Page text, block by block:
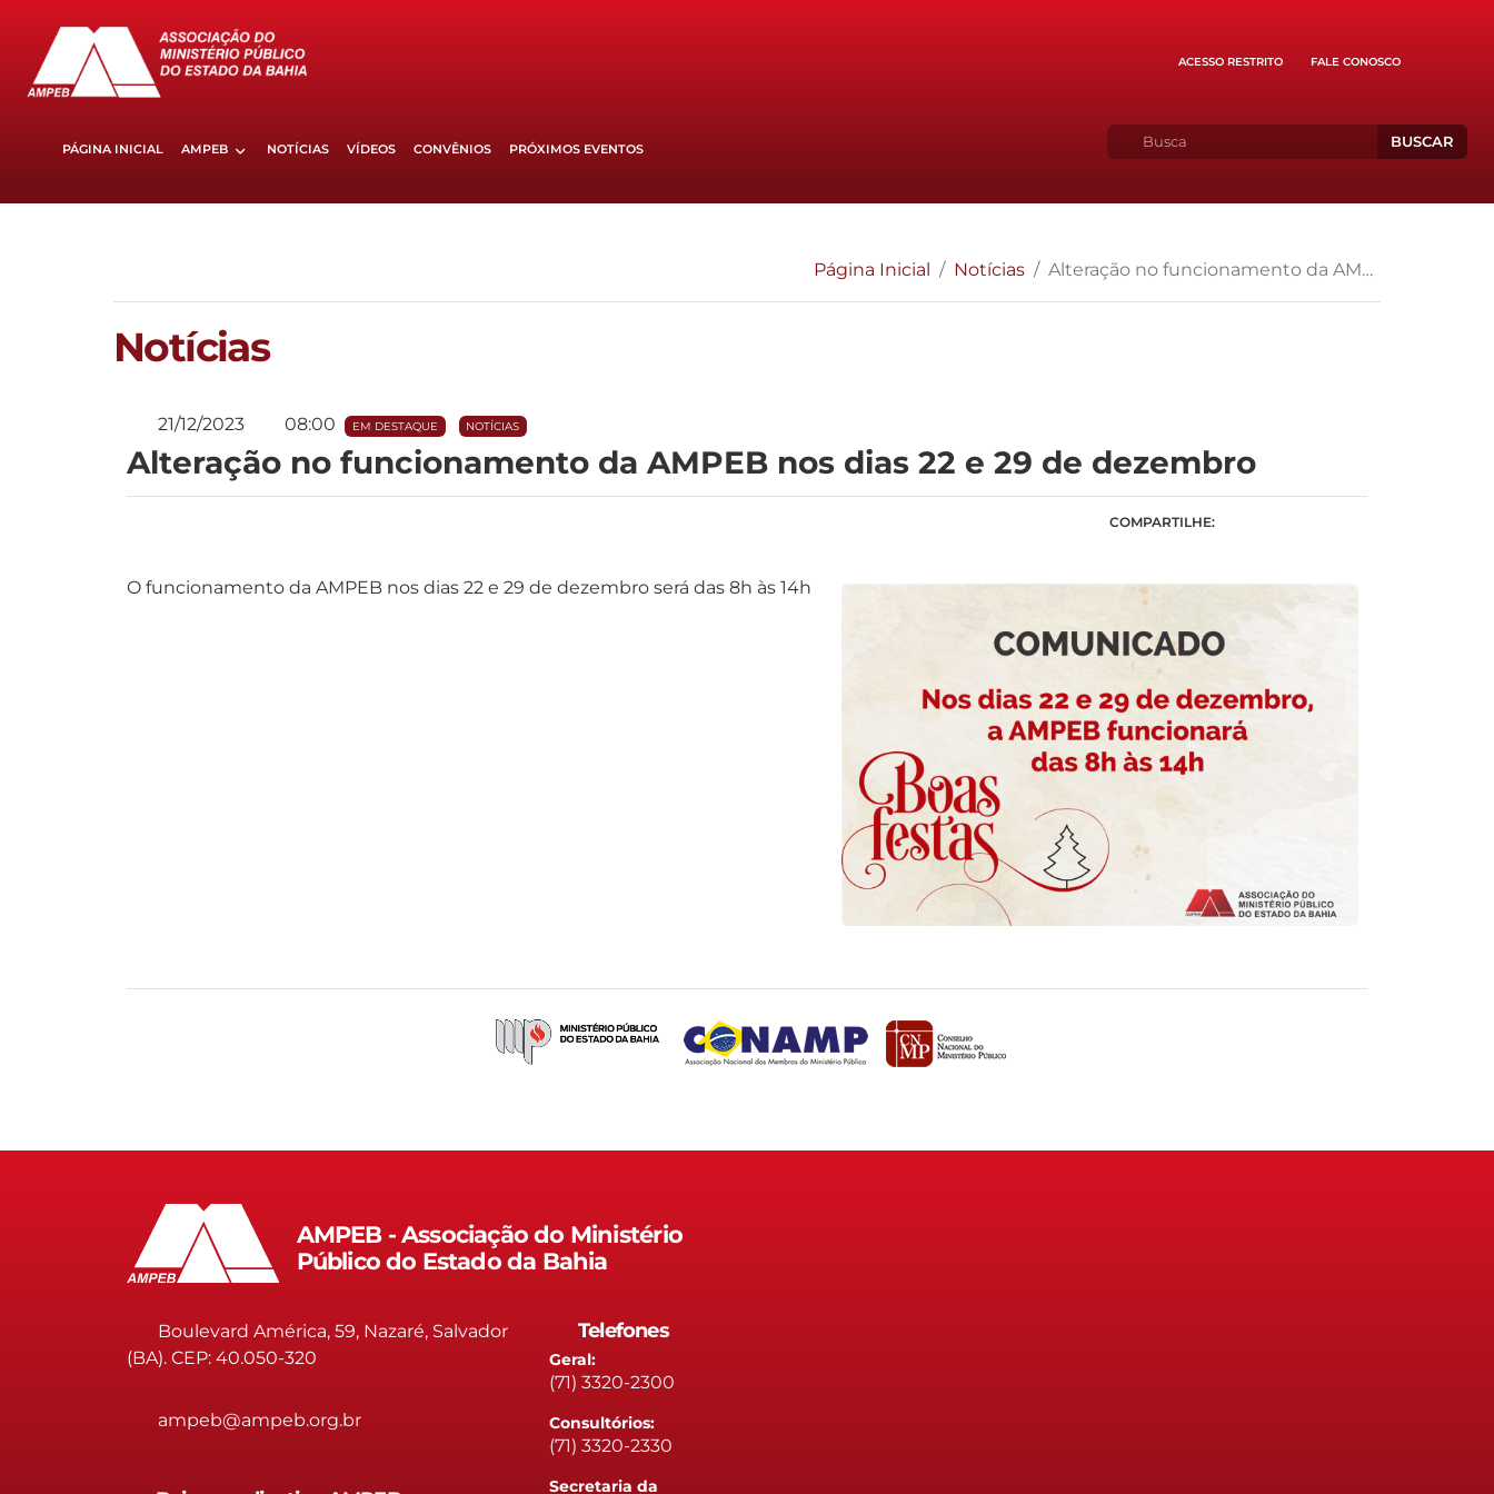
ACESSO RESTRITO FALE CONOSCO
PÁGINA INICIAL AMPEB NOTÍCIAS VÍDEOS CONVÊNIOS PRÓXIMOS EVENTOS BUSCAR
Página Inicial Notícias Alteração no funcionamento da AMPEB nos dias 22 e 29 de dezembro
Notícias
21/12/2023 08:00 EM DESTAQUE NOTÍCIAS
Alteração no funcionamento da AMPEB nos dias 22 e 29 de dezembro
COMPARTILHE:
O funcionamento da AMPEB nos dias 22 e 29 de dezembro será das 8h às 14h
AMPEB - Associação do Ministério
Público do Estado da Bahia
Boulevard América, 59, Nazaré, Salvador
(BA). CEP: 40.050-320
ampeb@ampeb.org.br
Telefones
Geral:
(71) 3320-2300
Consultórios:
(71) 3320-2330
Secretaria da